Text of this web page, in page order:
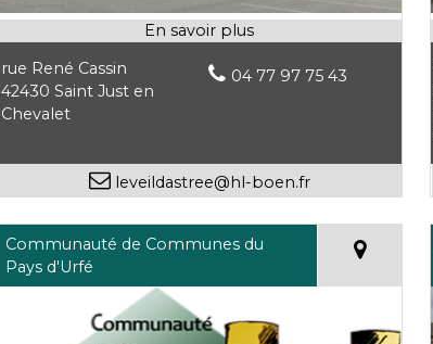
rue René Cassin
42430 Saint Just en
Chevalet
04 77 97 75 43
leveildastree@hl-boen.fr
Communauté de Communes du
Pays d'Urfé